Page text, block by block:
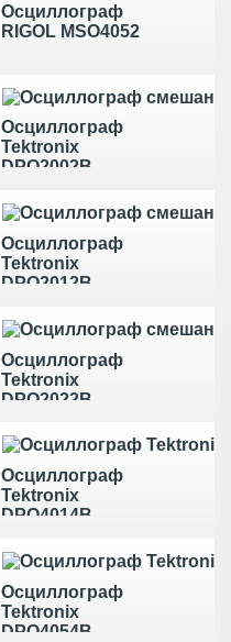
Осциллограф
RIGOL MSO4052
Осциллограф
Tektronix
DPO2002B
Осциллограф
Tektronix
DPO2012B
Осциллограф
Tektronix
DPO2022B
Осциллограф
Tektronix
DPO4014B
Осциллограф
Tektronix
DPO4054B